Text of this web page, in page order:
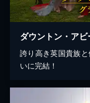
ダウントン・ア
誇り高き英国貴族
いに完結！